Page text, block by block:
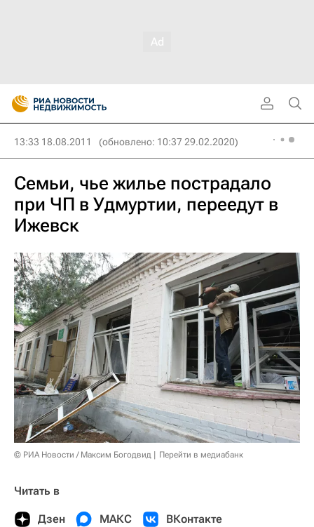
13:33 18.08.2011 (обновлено: 10:37 29.02.2020)
Семьи, чье жилье пострадало
при ЧП в Удмуртии, переедут в
Ижевск
© РИА Новости / Максим Богодвид Перейти в медиабанк
Читать в
Дзен МАКС ВКонтакте